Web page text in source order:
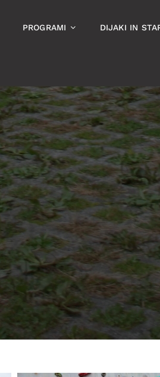
PROGRAMI DIJAKI IN